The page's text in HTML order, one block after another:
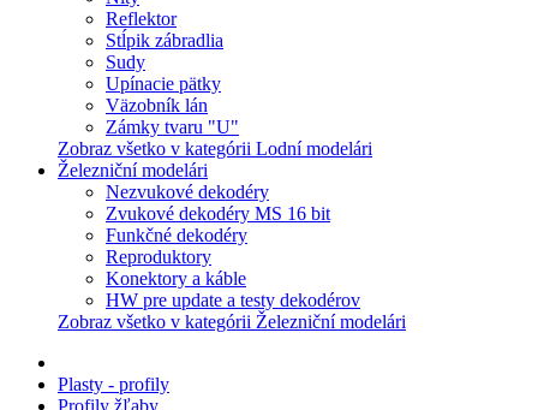
Reflektor
Stĺpik zábradlia
Sudy
Upínacie pätky
Väzobník lán
Zámky tvaru "U"
Zobraz všetko v kategórii Lodní modelári
Železniční modelári
Nezvukové dekodéry
Zvukové dekodéry MS 16 bit
Funkčné dekodéry
Reproduktory
Konektory a káble
HW pre update a testy dekodérov
Zobraz všetko v kategórii Železniční modelári
Plasty - profily
Profily žľaby